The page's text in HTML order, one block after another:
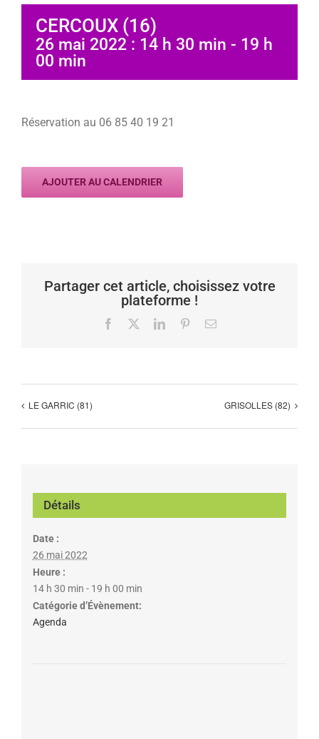
CERCOUX (16)
26 mai 2022 : 14 h 30 min - 19 h
00 min
Réservation au 06 85 40 19 21
AJOUTER AU CALENDRIER
Partager cet article, choisissez votre
plateforme !
Facebook LinkedInPinterestEmail
LE GARRIC (81) GRISOLLES (82)
Détails
Date :
26 mai 2022
Heure :
14 h 30 min - 19 h 00 min
Catégorie d’Évènement:
Agenda